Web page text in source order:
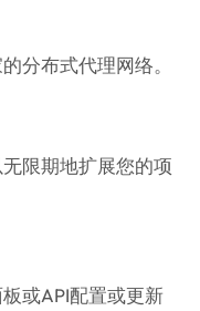
分布式代理网络。
限期地扩展您的项
或API配置或更新